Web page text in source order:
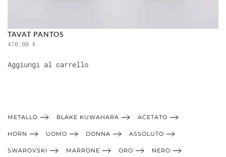
TAVAT PANTOS
470,00 €
Aggiungi al carrello
METALLO BLAKE KUWAHARA ACETATO
HORN UOMO DONNA ASSOLUTO
SWAROVSKI MARRONE ORO NERO